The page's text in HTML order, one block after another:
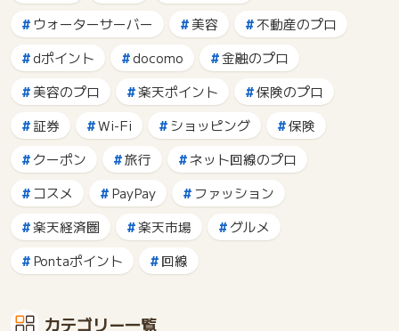
ウォーターサーバー
美容
不動産のプロ
dポイント
docomo
金融のプロ
美容のプロ
楽天ポイント
保険のプロ
証券
Wi-Fi ショッピング
保険
クーポン
旅行
ネット回線のプロ
コスメ
PayPay
ファッション
楽天経済圏
楽天市場
グルメ
Pontaポイント
回線
カテゴリー一覧